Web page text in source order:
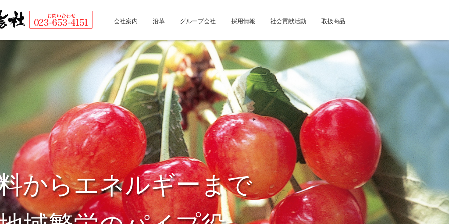
会社案内 沿革 グループ会社 採用情報 社会貢献活動 取扱商品
からエネルギーまで